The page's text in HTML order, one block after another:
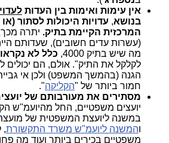
אין עימות ואימות בין העדות
בנושא, עדויות היכולות לסתור
המרכזית הקיימת בתיק. יתרה
(עשרות עדים חשובים), שעדותם
מה שיש בתיק 4000,
כלל לא
לקלקל את התיק". אולם, הם יכולים
הגנה (בהמשך המשפט) ולכן אי
חמור ביותר של "הקליקה".
מסתירים את מעורבותם של
יועצים משפטיים, החל מהיועמ"ש
במשנה ליועצת המשפטית של מועצת
והמשנה ליועמ"ש משרד התקשורת
משפטיים בכירים ביותר ועוד מה